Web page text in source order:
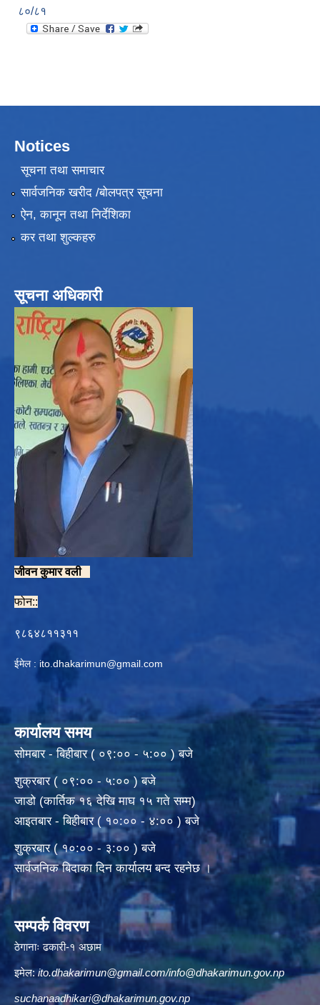
८०/८१
Notices
सूचना तथा समाचार
सार्वजनिक खरीद /बोलपत्र सूचना
ऐन, कानून तथा निर्देशिका
कर तथा शुल्कहरु
सूचना अधिकारी
जीवन कुमार वली
फोन::
९८६४८११३११
ईमेल : ito.dhakarimun@gmail.com
कार्यालय समय
सोमबार - बिहीबार ( ०९:०० - ५:०० ) बजे
शुक्रबार ( ०९:०० - ५:०० ) बजे
जाडो (कार्तिक १६ देखि माघ १५ गते सम्म)
आइतबार - बिहीबार ( १०:०० - ४:०० ) बजे
शुक्रबार ( १०:०० - ३:०० ) बजे
सार्वजनिक बिदाका दिन कार्यालय बन्द रहनेछ ।
सम्पर्क विवरण
ठेगानाः ढकारी-१ अछाम
इमेल:ito.dhakarimun@gmail.com/info@dhakarimun.gov.np
suchanaadhikari@dhakarimun.gov.np